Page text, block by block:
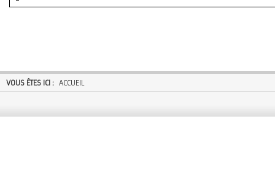
VOUS ÊTES ICI : ACCUEIL